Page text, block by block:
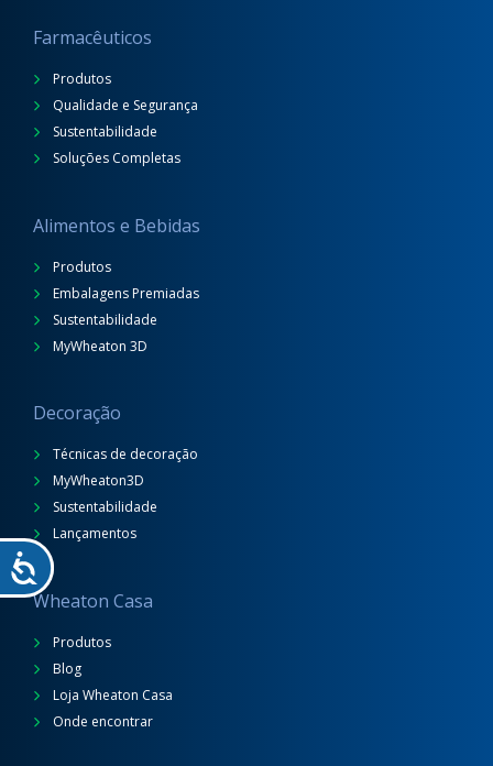
Farmacêuticos
Produtos
Qualidade e Segurança
Sustentabilidade
Soluções Completas
Alimentos e Bebidas
Produtos
Embalagens Premiadas
Sustentabilidade
MyWheaton 3D
Decoração
Técnicas de decoração
MyWheaton3D
Sustentabilidade
Lançamentos
Wheaton Casa
Produtos
Blog
Loja Wheaton Casa
Onde encontrar